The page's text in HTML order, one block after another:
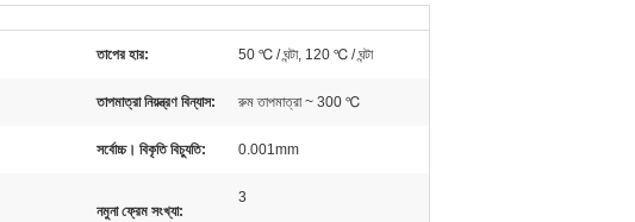
তাপের হার: 50 ℃ / ঘন্টা, 120 ℃ / ঘন্টা
তাপমাত্রা নিয়ন্ত্রণ বিন্যাস: রুম তাপমাত্রা ~ 300 ℃
সর্বোচ্চ। বিকৃতি বিচ্যুতি: 0.001mm
নমুনা ফ্রেম সংখ্যা:
3